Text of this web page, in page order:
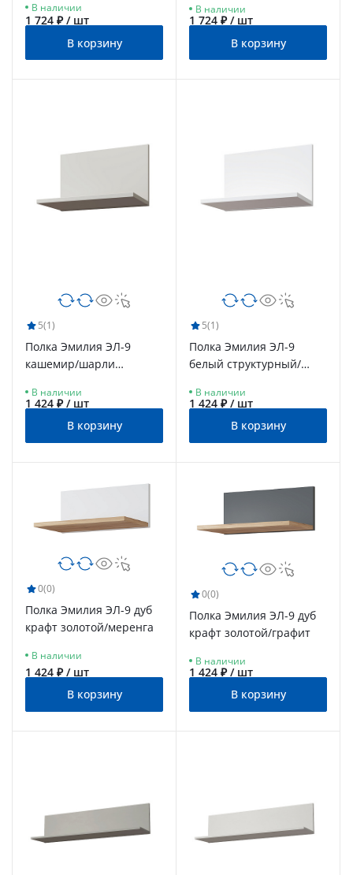
В наличии
1 724 ₽ / шт
В корзину
В наличии
1 724 ₽ / шт
В корзину
5(1)
Полка Эмилия ЭЛ-9
кашемир/шарли
В наличии
1 424 ₽ / шт
В корзину
5(1)
Полка Эмилия ЭЛ-9
белый структурный/
В наличии
1 424 ₽ / шт
В корзину
0(0)
Полка Эмилия ЭЛ-9 дуб
крафт золотой/меренга
В наличии
1 424 ₽ / шт
В корзину
0(0)
Полка Эмилия ЭЛ-9 дуб
крафт золотой/графит
В наличии
1 424 ₽ / шт
В корзину